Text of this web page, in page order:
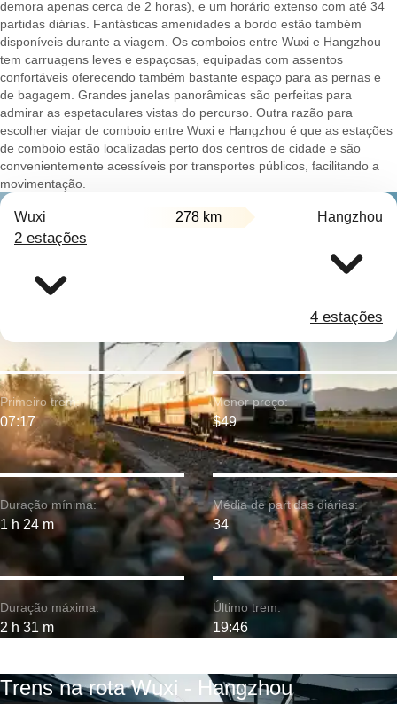
demora apenas cerca de 2 horas), e um horário extenso com até 34
partidas diárias. Fantásticas amenidades a bordo estão também
disponíveis durante a viagem. Os comboios entre Wuxi e Hangzhou
tem carruagens leves e espaçosas, equipadas com assentos
confortáveis oferecendo também bastante espaço para as pernas e
de bagagem. Grandes janelas panorâmicas são perfeitas para
admirar as espetaculares vistas do percurso. Outra razão para
escolher viajar de comboio entre Wuxi e Hangzhou é que as estações
de comboio estão localizadas perto dos centros de cidade e são
convenientemente acessíveis por transportes públicos, facilitando a
movimentação.
Wuxi 278 km Hangzhou
2 estações
4 estações
Duração mínima:
1 h 24 m
Primeiro trem:
07:17
Duração máxima:
2 h 31 m
Menor preço:
$49
Média de partidas diárias:
34
Último trem:
19:46
Trens na rota Wuxi - Hangzhou